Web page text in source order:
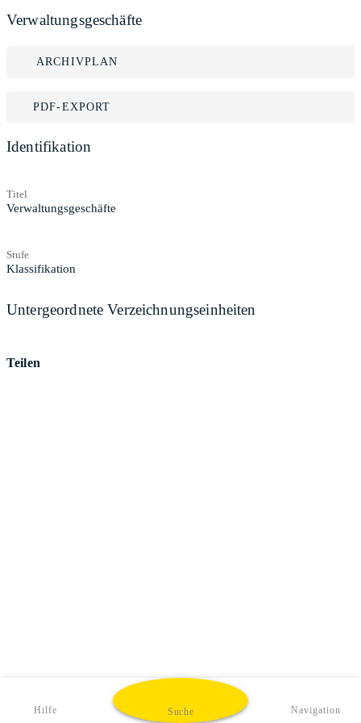
Verwaltungsgeschäfte
ARCHIVPLAN
PDF-EXPORT
Identifikation
Titel
Verwaltungsgeschäfte
Stufe
Klassifikation
Untergeordnete Verzeichnungseinheiten
Teilen
Hilfe Suche Navigation